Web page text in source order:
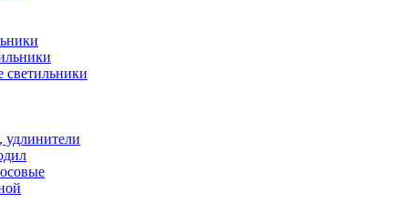
светильники
удлинители